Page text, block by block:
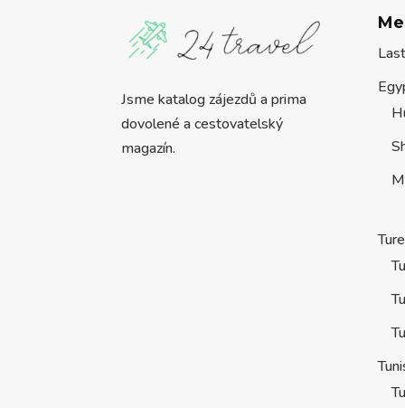
Jsme katalog zájezdů a prima
dovolené a cestovatelský
magazín.